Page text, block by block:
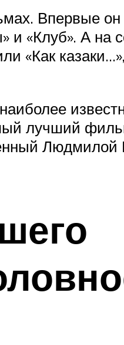
Впервые
и «Клуб». А на
«Как
лучший
Людмилой